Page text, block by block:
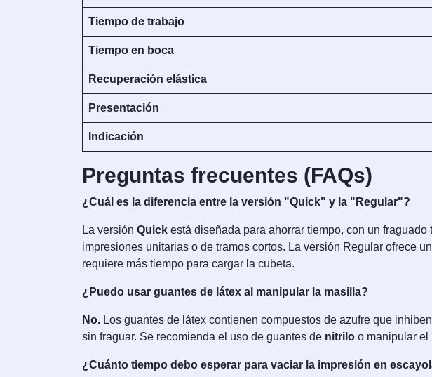
Tiempo de trabajo
Tiempo en boca
Recuperación elástica
Presentación
Indicación
Preguntas frecuentes (FAQs)
¿Cuál es la diferencia entre la versión "Quick" y la "Regular"?
La versión Quick está diseñada para ahorrar tiempo, con un
impresiones unitarias o de tramos cortos. La versión Regular ofrece
requiere más tiempo para cargar la cubeta.
¿Puedo usar guantes de látex al manipular la masilla?
No. Los guantes de látex contienen compuestos de azufre que
sin fraguar. Se recomienda el uso de guantes de nitrilo o manipular el
¿Cuánto tiempo debo esperar para vaciar la impresión en